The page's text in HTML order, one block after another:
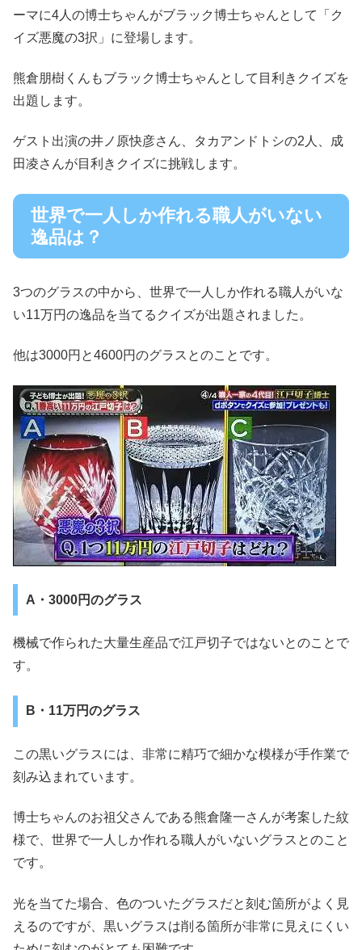
ーマに4人の博士ちゃんがブラック博士ちゃんとして「ク
イズ悪魔の3択」に登場します。
熊倉朋樹くんもブラック博士ちゃんとして目利きクイズを
出題します。
ゲスト出演の井ノ原快彦さん、タカアンドトシの2人、成
田凌さんが目利きクイズに挑戦します。
世界で一人しか作れる職人がいない
逸品は？
3つのグラスの中から、世界で一人しか作れる職人がいな
い11万円の逸品を当てるクイズが出題されました。
他は3000円と4600円のグラスとのことです。
A・3000円のグラス
機械で作られた大量生産品で江戸切子ではないとのことで
す。
B・11万円のグラス
この黒いグラスには、非常に精巧で細かな模様が手作業で
刻み込まれています。
博士ちゃんのお祖父さんである熊倉隆一さんが考案した紋
様で、世界で一人しか作れる職人がいないグラスとのこと
です。
光を当てた場合、色のついたグラスだと刻む箇所がよく見
えるのですが、黒いグラスは削る箇所が非常に見えにくい